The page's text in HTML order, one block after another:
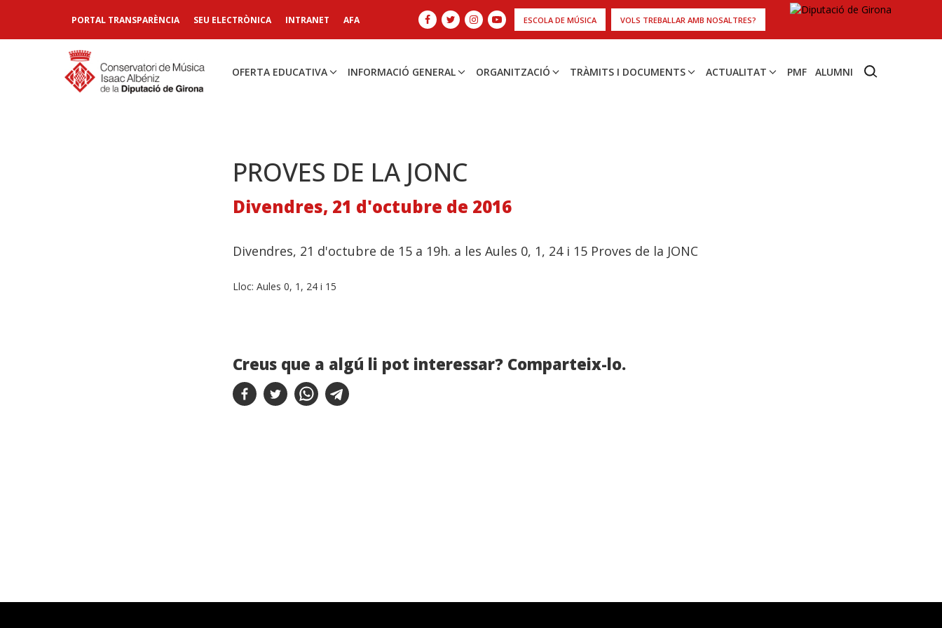
PORTAL TRANSPARÈNCIA SEU ELECTRÒNICA INTRANET AFA ESCOLA DE MÚSICA VOLS TREBALLAR AMB NOSALTRES?
OFERTA EDUCATIVA INFORMACIÓ GENERAL ORGANITZACIÓ TRÀMITS I DOCUMENTS ACTUALITAT PMF ALUMNI
PROVES DE LA JONC
Divendres, 21 d'octubre de 2016
Divendres, 21 d'octubre de 15 a 19h. a les Aules 0, 1, 24 i 15 Proves de la JONC
Lloc: Aules 0, 1, 24 i 15
Creus que a algú li pot interessar? Comparteix-lo.